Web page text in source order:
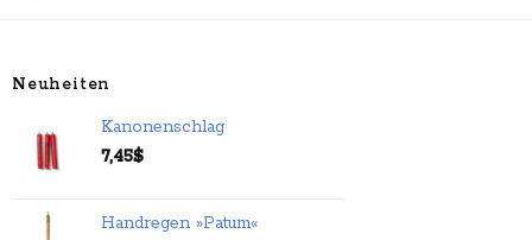
Neuheiten
Kanonenschlag
7,45$
Handregen »Patum«